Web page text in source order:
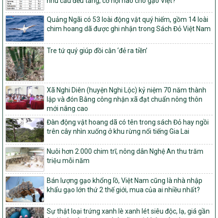
nghèo bền vững và phát triển kinh tế – xã hội vùng đồng bào dân
tộc thiểu số và miền núi giai đoạn 2026 – 2030
1451/QĐ-UBND
Phê duyệt danh sách các xã thuộc nhóm 1, nhóm 2, nhóm 3
trong xây dựng nông thôn mới giai đoạn 2026-2030 trên địa bàn
tỉnh Nghệ An
103/PTNT-NTM
Về việc đăng ký thực hiện Dự án liên kết theo chuỗi giá trị thuộc
Dự án 2 – Chương trình Mục tiêu quốc gia Giảm nghèo bền vững
giai đoạn 2021-2025 được kéo dài sang năm 2026
827/QĐ-BNNMT
Quyết định Ban hành Kế hoạch triển khai thực hiện Chương trình
mục tiêu quốc gia xây dựng nông thôn mới, giảm nghèo bền
vững và phát triển kinh tế – xã hội vùng đồng bào dân tộc thiểu
số và miền núi giai đoạn 2026-2035, giai đoạn I: Từ năm 2026
đến năm 2030
14/2026/TT-BNNMT
Hướng dẫn thực hiện một số nội dung tiêu chí, điều kiện thuộc Bộ
tiêu chí quốc gia về nông thôn mới giai đoạn 2026 – 2030 thuộc
phạm vi quản lý nhà nước của Bộ Nông nghiệp và Môi trường
Quảng Ngãi có 53 loài động vật quý hiếm, gồm 14 loài
chim hoang dã được ghi nhận trong Sách Đỏ Việt Nam
Tre tứ quý giúp đồi cằn ‘đẻ ra tiền’
Xã Nghi Diên (huyện Nghi Lộc) kỷ niệm 70 năm thành
lập và đón Bằng công nhận xã đạt chuẩn nông thôn
mới nâng cao
Đàn động vật hoang dã có tên trong sách Đỏ hay ngồi
trên cây nhìn xuống ở khu rừng nổi tiếng Gia Lai
Nuôi hơn 2.000 chim trĩ, nông dân Nghệ An thu trăm
triệu mỗi năm
Bán lượng gạo khổng lồ, Việt Nam cũng là nhà nhập
khẩu gạo lớn thứ 2 thế giới, mua của ai nhiều nhất?
Sự thật loại trứng xanh lè xanh lét siêu độc, lạ, giá gần